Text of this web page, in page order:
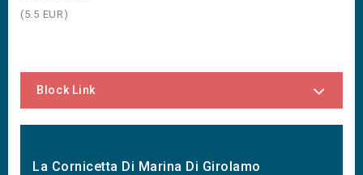
(5.5 EUR )
Block Link
La Cornicetta Di Marina Di Girolamo